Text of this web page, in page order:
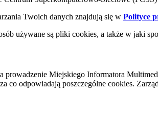
Twoich danych znajdują się w Polityce
używane są pliki cookies, a także w jaki
prowadzenie Miejskiego Informatora
co odpowiadają poszczególne cookies.